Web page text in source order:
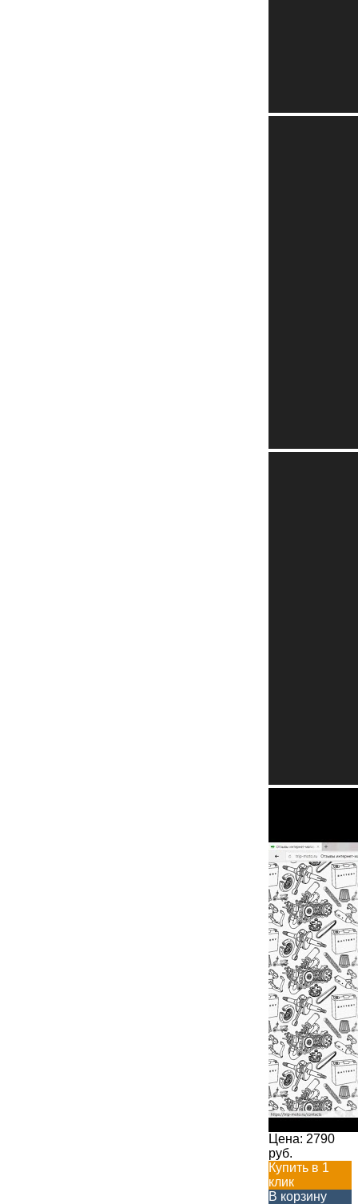
Цена: 2790
руб.
Купить в 1
клик
В корзину